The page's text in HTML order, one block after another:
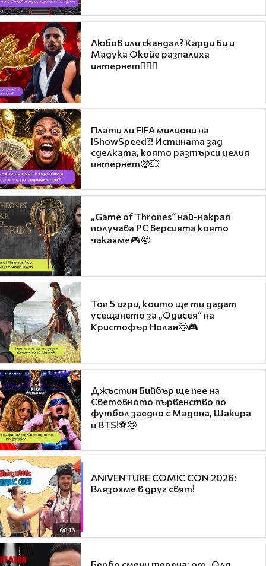
Любов или скандал? Карди Би и
Мадука Окойе разпалиха
интернет❤️‍🔥🔥
Плати ли FIFA милиони на
IShowSpeed?! Истината зад
сделката, която разтърси целия
интернет🤑💥
„Game of Thrones“ най-накрая
получава PC версията която
чакахме🎮🤩
Топ 5 игри, които ще ти дадат
усещането за „Одисея“ на
Кристофър Нолан🤩🎮
Джъстин Бийбър ще пее на
Световното първенство по
футбол заедно с Мадона, Шакира
и BTS!⚽🤩
08:16
ANIVENTURE COMIC CON 2026:
Влязохме в друг свят!